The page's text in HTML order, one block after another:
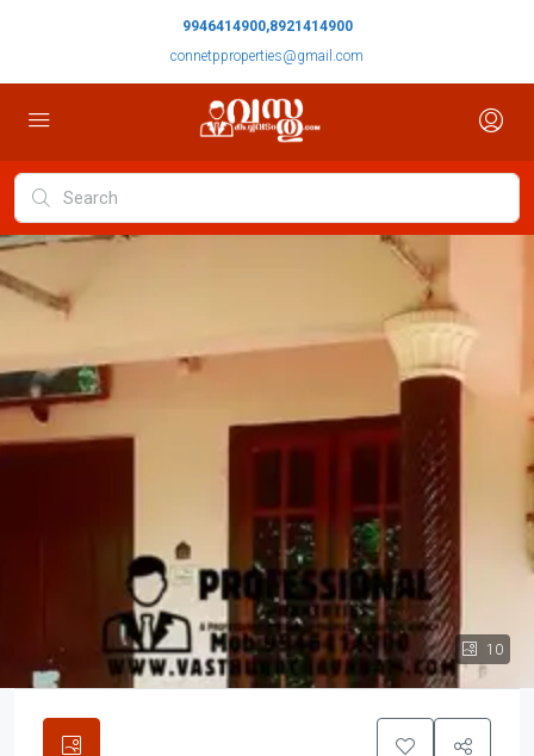
9946414900,8921414900
connetpproperties@gmail.com
10